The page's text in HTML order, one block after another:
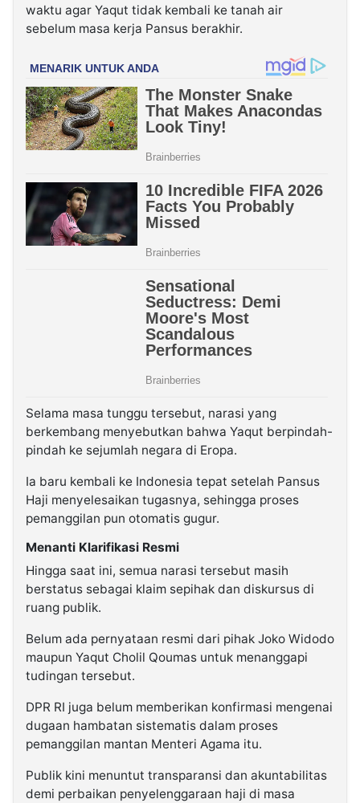
waktu agar Yaqut tidak kembali ke tanah air
sebelum masa kerja Pansus berakhir.
Selama masa tunggu tersebut, narasi yang
berkembang menyebutkan bahwa Yaqut berpindah-
pindah ke sejumlah negara di Eropa.
Ia baru kembali ke Indonesia tepat setelah Pansus
Haji menyelesaikan tugasnya, sehingga proses
pemanggilan pun otomatis gugur.
Menanti Klarifikasi Resmi
Hingga saat ini, semua narasi tersebut masih
berstatus sebagai klaim sepihak dan diskursus di
ruang publik.
Belum ada pernyataan resmi dari pihak Joko Widodo
maupun Yaqut Cholil Qoumas untuk menanggapi
tudingan tersebut.
DPR RI juga belum memberikan konfirmasi mengenai
dugaan hambatan sistematis dalam proses
pemanggilan mantan Menteri Agama itu.
Publik kini menuntut transparansi dan akuntabilitas
demi perbaikan penyelenggaraan haji di masa